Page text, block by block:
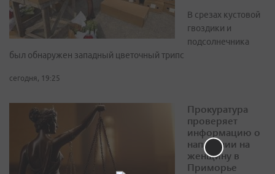
В срезах кустовой
гвоздики и
подсолнечника
был обнаружен западный цветочный трипс
сегодня, 19:25
Прокуратура
проверяет
информацию о
нападении на
женщину в
Приморье